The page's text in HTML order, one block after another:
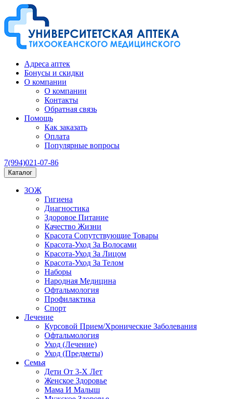
Адреса аптек
Бонусы и скидки
О компании
О компании
Контакты
Обратная связь
Помощь
Как заказать
Оплата
Популярные вопросы
7(994)021-07-86
Каталог
ЗОЖ
Гигиена
Диагностика
Здоровое Питание
Качество Жизни
Красота Сопутствующие Товары
Красота-Уход За Волосами
Красота-Уход За Лицом
Красота-Уход За Телом
Наборы
Народная Медицина
Офтальмология
Профилактика
Спорт
Лечение
Курсовой Прием/Хронические Заболевания
Офтальмология
Уход (Лечение)
Уход (Предметы)
Семья
Дети От 3-Х Лет
Женское Здоровье
Мама И Малыш